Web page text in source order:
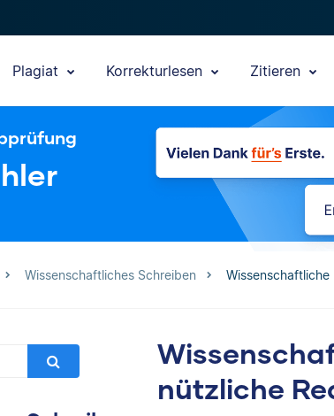
Plagiat Korrekturlesen Zitieren
Wissenschaftliches Schreiben
nützliche